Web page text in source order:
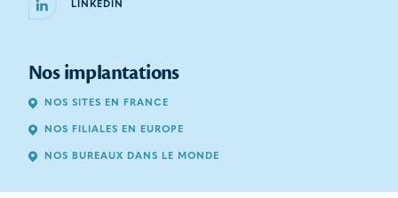
LINKEDIN
Nos implantations
NOS SITES EN FRANCE
NOS FILIALES EN EUROPE
NOS BUREAUX DANS LE MONDE